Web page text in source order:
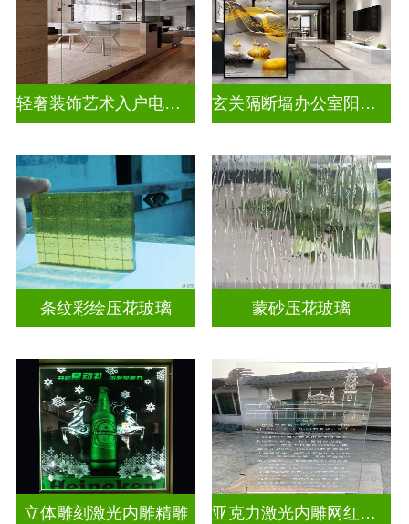
轻奢装饰艺术入户电视玻璃背景墙 玄关隔断墙办公室阳台挡门玻璃背景墙
条纹彩绘压花玻璃 蒙砂压花玻璃
立体雕刻激光内雕精雕 亚克力激光内雕网红打卡背景